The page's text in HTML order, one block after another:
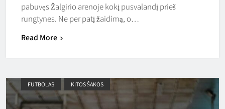
pabuvęs Žalgirio arenoje kokį pusvalandį prieš
rungtynes. Ne per patį žaidimą, o…
Read More
FUTBOLAS KITOS ŠAKOS